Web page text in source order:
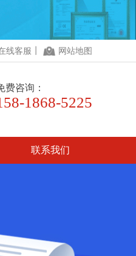
线客服 网站地图
费咨询：
1868-5225
联系我们